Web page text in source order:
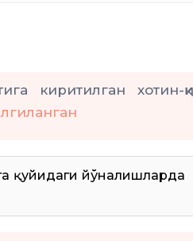
киритилган хотин-
қуйидаги йўналишларда